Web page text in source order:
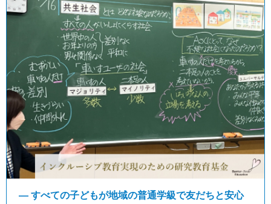
― すべての子どもが地域の普通学級で友だちと安心